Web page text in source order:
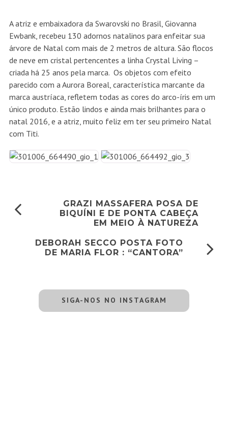
A atriz e embaixadora da Swarovski no Brasil, Giovanna
Ewbank, recebeu 130 adornos natalinos para enfeitar sua
árvore de Natal com mais de 2 metros de altura. São flocos
de neve em cristal pertencentes a linha Crystal Living –
criada há 25 anos pela marca. Os objetos com efeito
parecido com a Aurora Boreal, característica marcante da
marca austríaca, refletem todas as cores do arco-íris em um
único produto. Estão lindos e ainda mais brilhantes para o
natal 2016, e a atriz, muito feliz em ter seu primeiro Natal
com Titi.
GRAZI MASSAFERA POSA DE
BIQUÍNI E DE PONTA CABEÇA
EM MEIO À NATUREZA
DEBORAH SECCO POSTA FOTO
DE MARIA FLOR : “CANTORA”
SIGA-NOS NO INSTAGRAM